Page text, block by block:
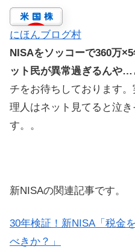
にほんブログ村
NISAをソッコーで360万
ット民が異常過ぎるんや…
チをお待ちしております
理人はネット見てると泣
す。。
新NISAの関連記事です。
30年検証！新NISA「税金
べきか？」